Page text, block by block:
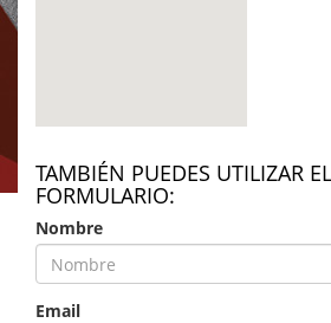
TAMBIÉN PUEDES UTILIZAR
FORMULARIO:
Nombre
Email